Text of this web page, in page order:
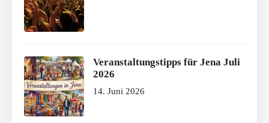
Veranstaltungstipps für Jena Juli
2026
14. Juni 2026